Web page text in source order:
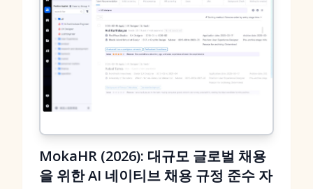
MokaHR (2026): 대규모 글로벌 채용
을 위한 AI 네이티브 채용 규정 준수 자